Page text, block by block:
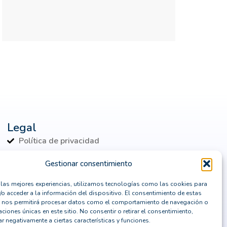
Gestionar consentimiento
las mejores experiencias, utilizamos tecnologías como las cookies para
o acceder a la información del dispositivo. El consentimiento de estas
permitirá procesar datos como el comportamiento de navegación o
únicas en este sitio. No consentir o retirar el consentimiento,
negativamente a ciertas características y funciones.
crm madrid
CRM SaaS
CRM Sage
crm vertical
crm y erp
cual es el mejor programa crm
Cuándo actualizar un ERP
data center
Legal
Política de privacidad
Política de cookies
Política de seguridad